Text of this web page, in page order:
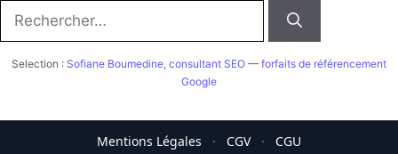
Rechercher :
Selection : Sofiane Boumedine, consultant SEO — forfaits de référencement
Google
Mentions Légales · CGV · CGU